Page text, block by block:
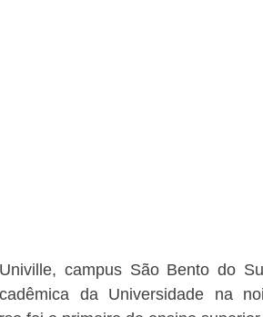
campus São Bento do
da Universidade na